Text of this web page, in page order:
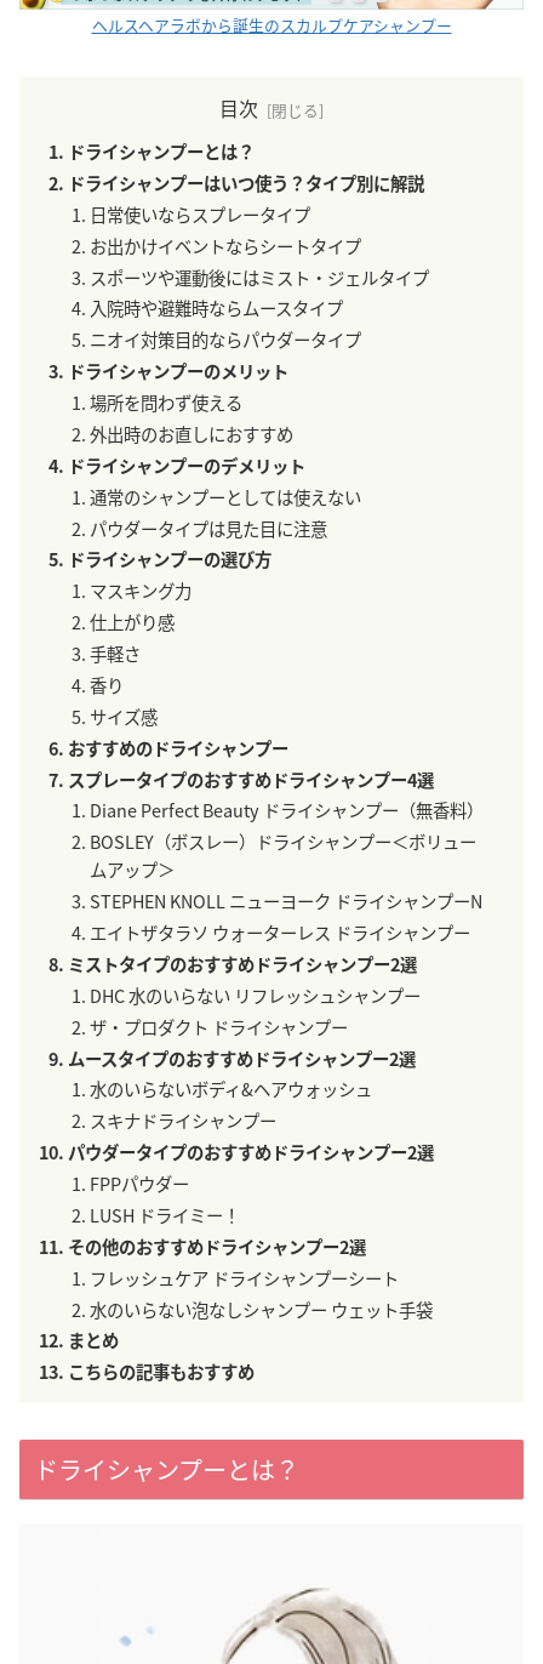
ヘルスヘアラボから誕生のスカルプケアシャンプー
目次
ドライシャンプーとは？
ドライシャンプーはいつ使う？タイプ別に解説
日常使いならスプレータイプ
お出かけイベントならシートタイプ
スポーツや運動後にはミスト・ジェルタイプ
入院時や避難時ならムースタイプ
ニオイ対策目的ならパウダータイプ
ドライシャンプーのメリット
場所を問わず使える
外出時のお直しにおすすめ
ドライシャンプーのデメリット
通常のシャンプーとしては使えない
パウダータイプは見た目に注意
ドライシャンプーの選び方
マスキング力
仕上がり感
手軽さ
香り
サイズ感
おすすめのドライシャンプー
スプレータイプのおすすめドライシャンプー4選
Diane Perfect Beauty ドライシャンプー（無香料）
BOSLEY（ボスレー）ドライシャンプー＜ボリュー
ムアップ＞
STEPHEN KNOLL ニューヨーク ドライシャンプーN
エイトザタラソ ウォーターレス ドライシャンプー
ミストタイプのおすすめドライシャンプー2選
DHC 水のいらない リフレッシュシャンプー
ザ・プロダクト ドライシャンプー
ムースタイプのおすすめドライシャンプー2選
水のいらないボディ&ヘアウォッシュ
スキナドライシャンプー
パウダータイプのおすすめドライシャンプー2選
FPPパウダー
LUSH ドライミー！
その他のおすすめドライシャンプー2選
フレッシュケア ドライシャンプーシート
水のいらない泡なしシャンプー ウェット手袋
まとめ
こちらの記事もおすすめ
ドライシャンプーとは？